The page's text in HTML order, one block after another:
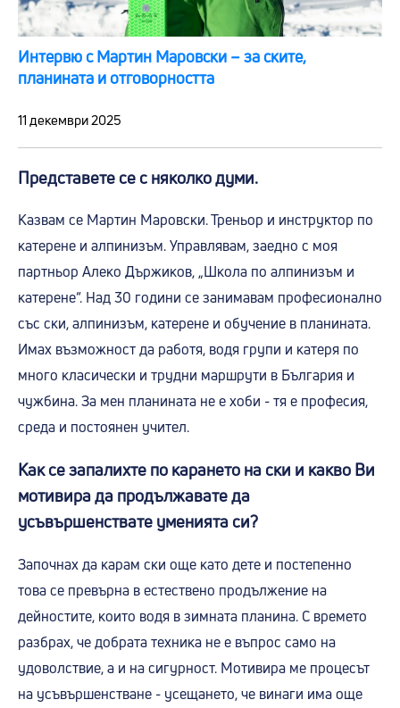
Интервю с Мартин Маровски – за ските,
планината и отговорността
11 декември 2025
Представете се с няколко думи.
Казвам се Мартин Маровски. Треньор и инструктор по
катерене и алпинизъм. Управлявам, заедно с моя
партньор Алеко Държиков, „Школа по алпинизъм и
катерене“. Над 30 години се занимавам професионално
със ски, алпинизъм, катерене и обучение в планината.
Имах възможност да работя, водя групи и катеря по
много класически и трудни маршрути в България и
чужбина. За мен планината не е хоби - тя е професия,
среда и постоянен учител.
Как се запалихте по карането на ски и какво Ви
мотивира да продължавате да
усъвършенствате уменията си?
Започнах да карам ски още като дете и постепенно
това се превърна в естествено продължение на
дейностите, които водя в зимната планина. С времето
разбрах, че добрата техника не е въпрос само на
удоволствие, а и на сигурност. Мотивира ме процесът
на усъвършенстване - усещането, че винаги има още